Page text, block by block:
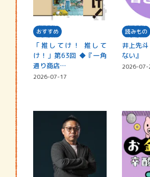
おすすめ
「推してけ！ 推して
け！」第63回 ◆『一角
通り商店…
2026-07-17
読みもの
井上先
ない』
2026-07-